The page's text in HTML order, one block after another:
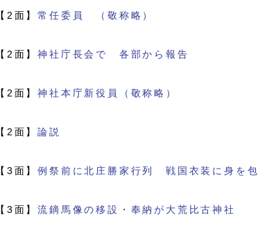
【2面】常任委員 （敬称略）
【2面】神社庁長会で 各部から報告
【2面】神社本庁新役員（敬称略）
【2面】論説
【3面】例祭前に北庄勝家行列 戦国衣装に身を
【3面】流鏑馬像の移設・奉納が大荒比古神社